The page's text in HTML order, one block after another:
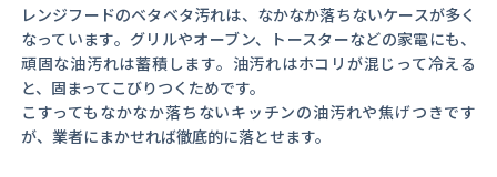
レンジフードのベタベタ汚れは、なかなか落ちないケースが多く
なっています。グリルやオーブン、トースターなどの家電にも、
頑固な油汚れは蓄積します。油汚れはホコリが混じって冷える
と、固まってこびりつくためです。
こすってもなかなか落ちないキッチンの油汚れや焦げつきです
が、業者にまかせれば徹底的に落とせます。